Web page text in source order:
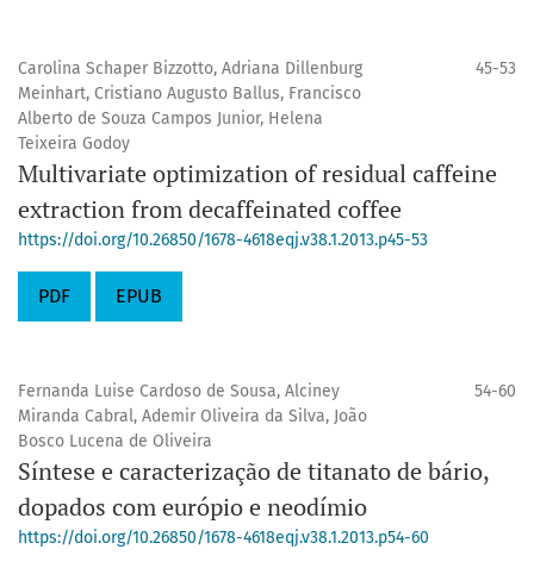
Carolina Schaper Bizzotto, Adriana Dillenburg
Meinhart, Cristiano Augusto Ballus, Francisco
Alberto de Souza Campos Junior, Helena
Teixeira Godoy
45-53
Multivariate optimization of residual caffeine
extraction from decaffeinated coffee
https://doi.org/10.26850/1678-4618eqj.v38.1.2013.p45-53
PDF EPUB
Fernanda Luise Cardoso de Sousa, Alciney
Miranda Cabral, Ademir Oliveira da Silva, João
Bosco Lucena de Oliveira
54-60
Síntese e caracterização de titanato de bário,
dopados com európio e neodímio
https://doi.org/10.26850/1678-4618eqj.v38.1.2013.p54-60